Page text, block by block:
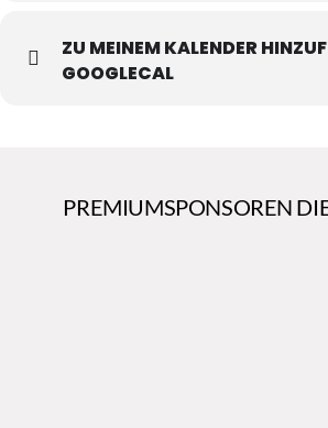
ZU MEINEM KALENDER
GOOGLECAL
PREMIUMSPONSOREN